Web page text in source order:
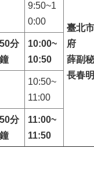
臺北
府
薛副
長春明
9:50~1
0:00
50分
鐘
10:00~
10:50
10:50~
11:00
50分
鐘
11:00~
11:50